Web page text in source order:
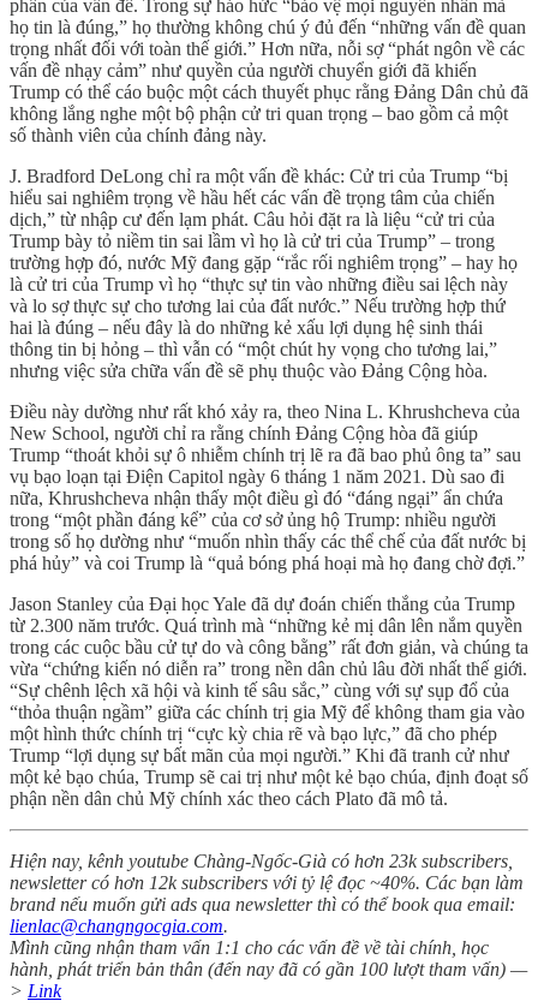
phần của vấn đề. Trong sự háo hức “bảo vệ mọi nguyên nhân mà
họ tin là đúng,” họ thường không chú ý đủ đến “những vấn đề quan
trọng nhất đối với toàn thế giới.” Hơn nữa, nỗi sợ “phát ngôn về các
vấn đề nhạy cảm” như quyền của người chuyển giới đã khiến
Trump có thể cáo buộc một cách thuyết phục rằng Đảng Dân chủ đã
không lắng nghe một bộ phận cử tri quan trọng – bao gồm cả một
số thành viên của chính đảng này.
J. Bradford DeLong chỉ ra một vấn đề khác: Cử tri của Trump “bị
hiểu sai nghiêm trọng về hầu hết các vấn đề trọng tâm của chiến
dịch,” từ nhập cư đến lạm phát. Câu hỏi đặt ra là liệu “cử tri của
Trump bày tỏ niềm tin sai lầm vì họ là cử tri của Trump” – trong
trường hợp đó, nước Mỹ đang gặp “rắc rối nghiêm trọng” – hay họ
là cử tri của Trump vì họ “thực sự tin vào những điều sai lệch này
và lo sợ thực sự cho tương lai của đất nước.” Nếu trường hợp thứ
hai là đúng – nếu đây là do những kẻ xấu lợi dụng hệ sinh thái
thông tin bị hỏng – thì vẫn có “một chút hy vọng cho tương lai,”
nhưng việc sửa chữa vấn đề sẽ phụ thuộc vào Đảng Cộng hòa.
Điều này dường như rất khó xảy ra, theo Nina L. Khrushcheva của
New School, người chỉ ra rằng chính Đảng Cộng hòa đã giúp
Trump “thoát khỏi sự ô nhiễm chính trị lẽ ra đã bao phủ ông ta” sau
vụ bạo loạn tại Điện Capitol ngày 6 tháng 1 năm 2021. Dù sao đi
nữa, Khrushcheva nhận thấy một điều gì đó “đáng ngại” ẩn chứa
trong “một phần đáng kể” của cơ sở ủng hộ Trump: nhiều người
trong số họ dường như “muốn nhìn thấy các thể chế của đất nước bị
phá hủy” và coi Trump là “quả bóng phá hoại mà họ đang chờ đợi.”
Jason Stanley của Đại học Yale đã dự đoán chiến thắng của Trump
từ 2.300 năm trước. Quá trình mà “những kẻ mị dân lên nắm quyền
trong các cuộc bầu cử tự do và công bằng” rất đơn giản, và chúng ta
vừa “chứng kiến nó diễn ra” trong nền dân chủ lâu đời nhất thế giới.
“Sự chênh lệch xã hội và kinh tế sâu sắc,” cùng với sự sụp đổ của
“thỏa thuận ngầm” giữa các chính trị gia Mỹ để không tham gia vào
một hình thức chính trị “cực kỳ chia rẽ và bạo lực,” đã cho phép
Trump “lợi dụng sự bất mãn của mọi người.” Khi đã tranh cử như
một kẻ bạo chúa, Trump sẽ cai trị như một kẻ bạo chúa, định đoạt số
phận nền dân chủ Mỹ chính xác theo cách Plato đã mô tả.
Hiện nay, kênh youtube Chàng-Ngốc-Già có hơn 23k subscribers,
newsletter có hơn 12k subscribers với tỷ lệ đọc ~40%. Các bạn làm
brand nếu muốn gửi ads qua newsletter thì có thể book qua email:
lienlac@changngocgia.com.
Mình cũng nhận tham vấn 1:1 cho các vấn đề về tài chính, học
hành, phát triển bản thân (đến nay đã có gần 100 lượt tham vấn) —
> Link